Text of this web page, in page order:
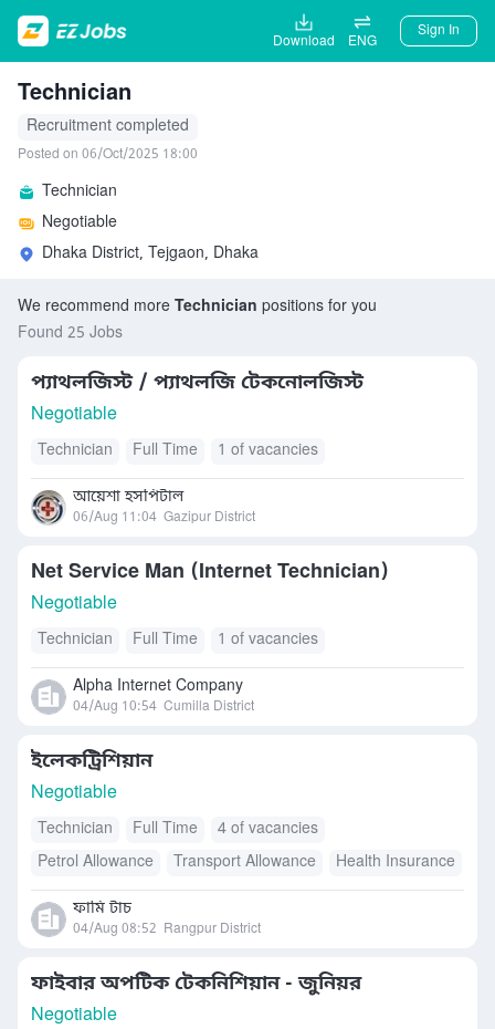
Download ENG
Sign In
Technician
Recruitment completed
Posted on 06/Oct/2025 18:00
Technician
Negotiable
Dhaka District, Tejgaon, Dhaka
We recommend more Technician positions for you
Found 25 Jobs
প্যাথলজিস্ট / প্যাথলজি টেকনোলজিস্ট
Negotiable
Technician Full Time 1 of vacancies
আয়েশা হসপিটাল
06/Aug 11:04 Gazipur District
Net Service Man (Internet Technician)
Negotiable
Technician Full Time 1 of vacancies
Alpha Internet Company
04/Aug 10:54 Cumilla District
ইলেকট্রিশিয়ান
Negotiable
Technician Full Time
4 of vacancies
Petrol Allowance
Transport Allowance Health Insurance
ফামি টাচ
04/Aug 08:52 Rangpur District
ফাইবার অপটিক টেকনিশিয়ান - জুনিয়র
Negotiable